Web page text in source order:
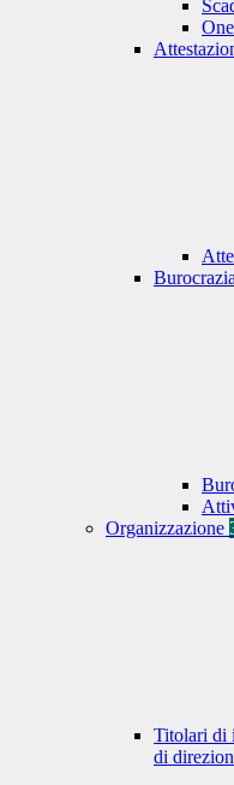
Organizzazione
Titolari di
di